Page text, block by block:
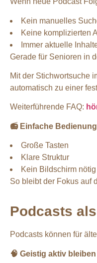
Kein manuelles
Keine komplizierten
Immer aktuelle
Gerade für Senioren in
Mit der Stichwortsuche
automatisch zu einer
Weiterführende FAQ:
📻Einfache Bedienung
Große Tasten
Klare Struktur
Kein Bildschirm nötig
So bleibt der Fokus auf
Podcasts
Podcasts können für
🧠 Geistig aktiv bleiben